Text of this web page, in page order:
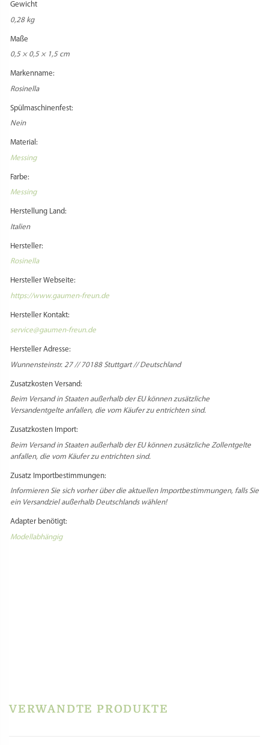
Gewicht
0,28 kg
Maße
0,5 × 0,5 × 1,5 cm
Markenname:
Rosinella
Spülmaschinenfest:
Nein
Material:
Messing
Farbe:
Messing
Herstellung Land:
Italien
Hersteller:
Rosinella
Hersteller Webseite:
https://www.gaumen-freun.de
Hersteller Kontakt:
service@gaumen-freun.de
Hersteller Adresse:
Wunnensteinstr. 27 // 70188 Stuttgart // Deutschland
Zusatzkosten Versand:
Beim Versand in Staaten außerhalb der EU können zusätzliche
Versandentgelte anfallen, die vom Käufer zu entrichten sind.
Zusatzkosten Import:
Beim Versand in Staaten außerhalb der EU können zusätzliche Zollentgelte
anfallen, die vom Käufer zu entrichten sind.
Zusatz Importbestimmungen:
Informieren Sie sich vorher über die aktuellen Importbestimmungen, falls Sie
ein Versandziel außerhalb Deutschlands wählen!
Adapter benötigt:
Modellabhängig
Fimar MPF 1.5, PF15E und andere“
VERWANDTE PRODUKTE